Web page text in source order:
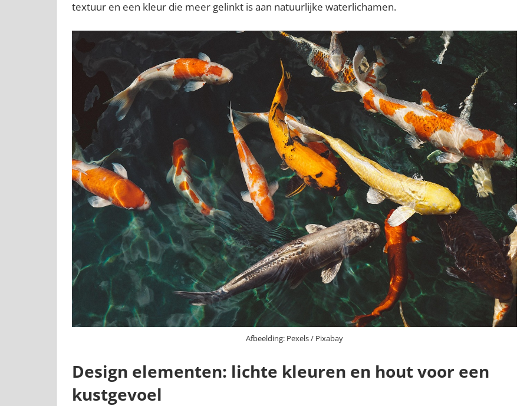
textuur en een kleur die meer gelinkt is aan natuurlijke waterlichamen.
Afbeelding: Pexels / Pixabay
Design elementen: lichte kleuren en hout voor een
kustgevoel